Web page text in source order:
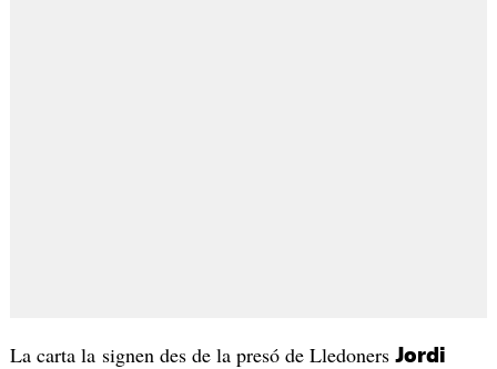
La carta la signen des de la presó de Lledoners Jordi